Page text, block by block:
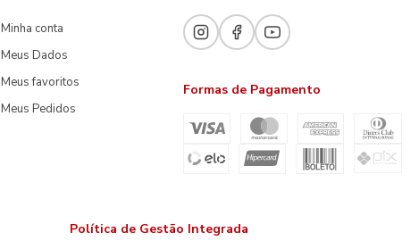
Minha conta
Meus Dados
Meus favoritos
Meus Pedidos
Formas de Pagamento
Política de Gestão Integrada